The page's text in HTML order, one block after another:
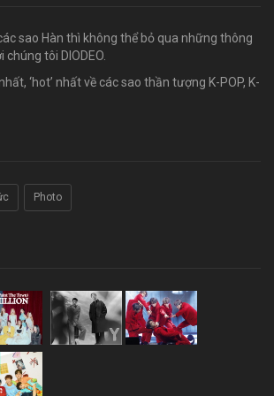
sao Hàn thì không thể bỏ qua những thông
chúng tôi DIODEO.
‘hot’ nhất về các sao thần tượng K-POP, K-
Photo